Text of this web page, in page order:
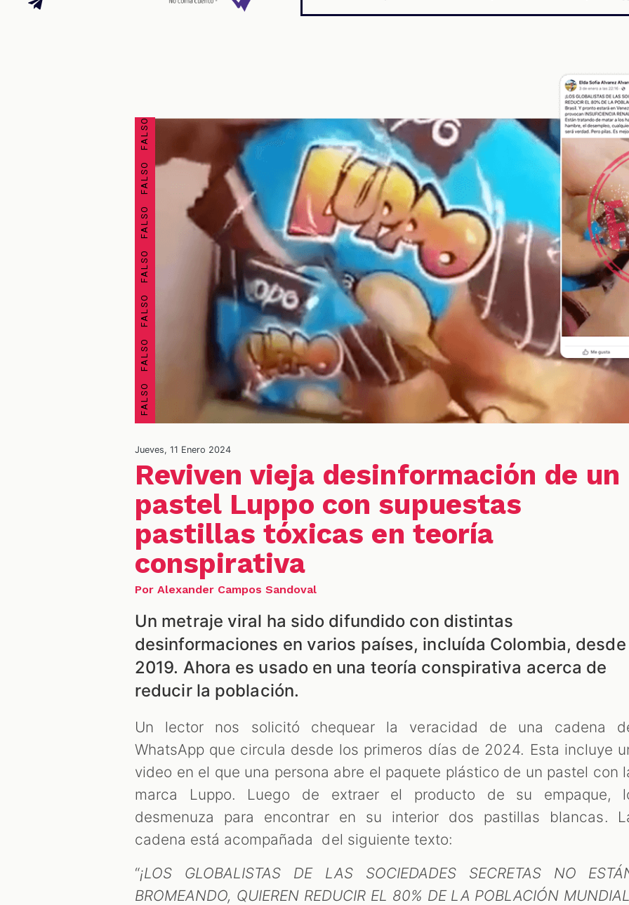
FALSO FALSO FALSO FALSO FALSO FALSO FALSO FALSO
Jueves, 11 Enero 2024
Reviven vieja desinformación de un
pastel Luppo con supuestas
pastillas tóxicas en teoría
conspirativa
Por Alexander Campos Sandoval
Un metraje viral ha sido difundido con distintas
desinformaciones en varios países, incluída Colombia, desde
2019. Ahora es usado en una teoría conspirativa acerca de
reducir la población.
Un lector nos solicitó chequear la veracidad de una cadena
WhatsApp que circula desde los primeros días de 2024. Esta incluye
video en el que una persona abre el paquete plástico de un pastel con
marca Luppo. Luego de extraer el producto de su empaque,
desmenuza para encontrar en su interior dos pastillas blancas.
cadena está acompañada del siguiente texto:
“¡LOS GLOBALISTAS DE LAS SOCIEDADES SECRETAS NO
BROMEANDO, QUIEREN REDUCIR EL 80% DE LA POBLACIÓN